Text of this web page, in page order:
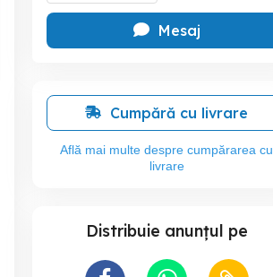
Mesaj
Cumpără cu livrare
Află mai multe despre cumpărarea cu
livrare
Distribuie anunțul pe